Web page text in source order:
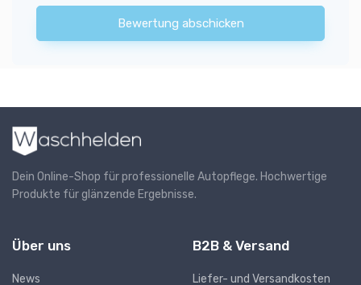
Bewertung abschicken
Dein Online-Shop für professionelle Autopflege. Hochwertige
Produkte für glänzende Ergebnisse.
Über uns
News
B2B & Versand
Liefer- und Versandkosten